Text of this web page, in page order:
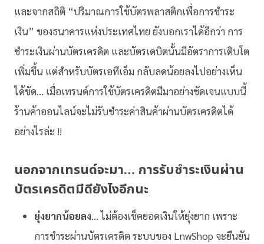
และจากสถิติ “ปริมาณการใช้บัตรพลาสติกเพื่อการชำระ
เงิน” ของธนาคารแห่งประเทศไทย ยังบอกเราได้อีกว่า การ
ชำระเงินผ่านบัตรเครดิต และบัตรเดบิตนั้นมีอัตราการเติบโต
เพิ่มขึ้น แต่สำหรับบัตรเอทีเอ็ม กลับลดน้อยลงไปอย่างเห็น
ได้ชัด… เมื่อเทรนด์การใช้บัตรเครดิตมีมาอย่างชัดเจนแบบนี้
ร้านค้าออนไลน์จะไม่รับชำระค่าสินค้าผ่านบัตรเครดิตได้
อย่างไรล่ะ !!
นอกจากเทรนด์จะมา… การรับชำระเงินผ่าน
บัตรเครดิตมีดียังไงอีกนะ
ยุ่งยากน้อยลง… ไม่ต้องเช็คยอดเงินให้ยุ่งยาก เพราะ
การชำระผ่านบัตรเครดิต ระบบของ LnwShop จะยืนยัน